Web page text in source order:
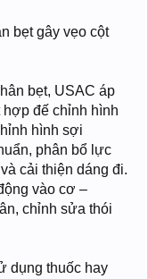
bẹt gây vẹo cột
bẹt, USAC áp
đế chỉnh hình
hình sợi
phân bổ lực
cải thiện dáng đi.
vào cơ –
chỉnh sửa thói
dụng thuốc hay